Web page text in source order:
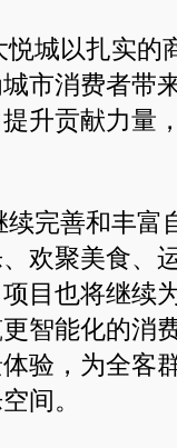
城以扎实的
市消费者带
升贡献力量
完善和丰富
欢聚美食、
目也将继续
智能化的消
验，为全客
间。